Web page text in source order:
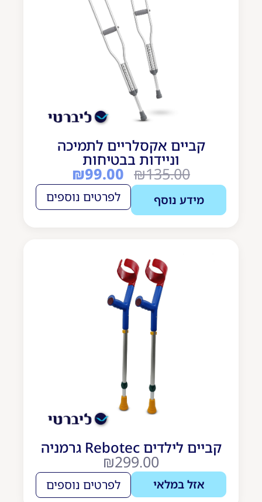
קביים אקסלריים לתמיכה
וניידות בבטיחות
₪135.00
₪99.00
מידע נוסף לפרטים נוספים
קביים לילדים Rebotec גרמניה
₪299.00
אזל במלאי לפרטים נוספים